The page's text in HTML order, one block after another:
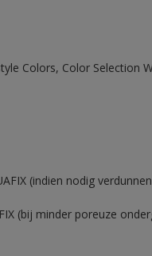
Colors, Color Selection
(indien nodig
(bij minder poreuze